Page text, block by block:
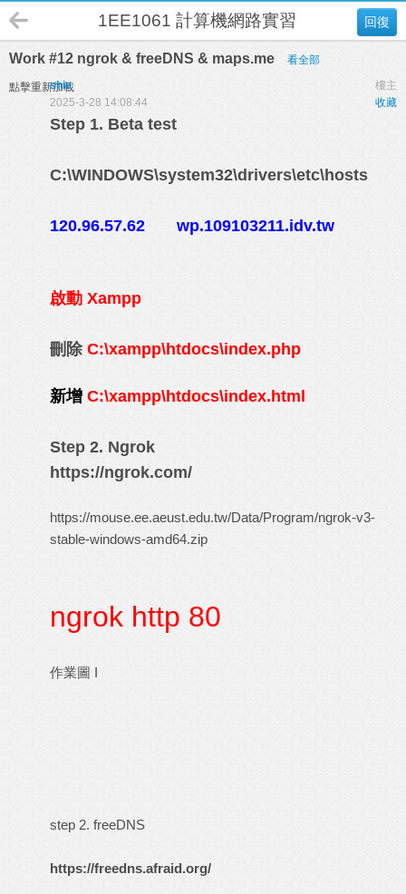
回復
1EE1061 計算機網路實習 B班
Work #12 ngrok & freeDNS & maps.me 看全部
點擊重新加載 樓主
shie
收藏
2025-3-28 14:08:44
Step 1. Beta test
C:\WINDOWS\system32\drivers\etc\hosts
120.96.57.62 wp.109103211.idv.tw
啟動 Xampp
刪除 C:\xampp\htdocs\index.php
新增 C:\xampp\htdocs\index.html
Step 2. Ngrok
https://ngrok.com/
https://mouse.ee.aeust.edu.tw/Data/Program/ngrok-v3-
stable-windows-amd64.zip
ngrok http 80
作業圖 I
step 2. freeDNS
https://freedns.afraid.org/